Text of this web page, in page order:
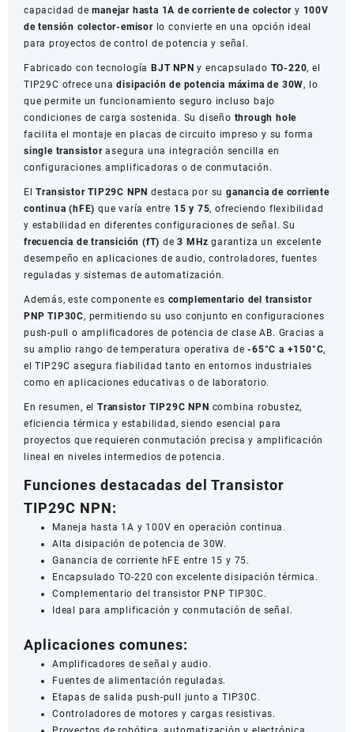
capacidad demanejar hasta 1A de corriente de colector y 100V
de tensión colector-emisorlo convierte en una opción ideal
para proyectos de control de potencia y señal.
Fabricado con tecnología BJT NPN y encapsulado TO-220, el
TIP29C ofrece unadisipación de potencia máxima de 30W, lo
que permite un funcionamiento seguro incluso bajo
condiciones de carga sostenida. Su diseño through hole
facilita el montaje en placas de circuito impreso y su forma
single transistorasegura una integración sencilla en
configuraciones amplificadoras o de conmutación.
ElTransistor TIP29C NPN destaca por suganancia de corriente
continua (hFE) que varía entre 15 y 75, ofreciendo flexibilidad
y estabilidad en diferentes configuraciones de señal. Su
frecuencia de transición (fT) de3 MHz garantiza un excelente
desempeño en aplicaciones de audio, controladores, fuentes
reguladas y sistemas de automatización.
Además, este componente es complementario del transistor
PNP TIP30C, permitiendo su uso conjunto en configuraciones
push-pull o amplificadores de potencia de clase AB. Gracias a
su amplio rango de temperatura operativa de-65°C a +150°C,
el TIP29C asegura fiabilidad tanto en entornos industriales
como en aplicaciones educativas o de laboratorio.
En resumen, el Transistor TIP29C NPN combina robustez,
eficiencia térmica y estabilidad, siendo esencial para
proyectos que requieren conmutación precisa y amplificación
lineal en niveles intermedios de potencia.
Funciones destacadas del Transistor
TIP29C NPN:
Maneja hasta 1A y 100V en operación continua.
Alta disipación de potencia de 30W.
Ganancia de corriente hFE entre 15 y 75.
Encapsulado TO-220 con excelente disipación térmica.
Complementario del transistor PNP TIP30C.
Ideal para amplificación y conmutación de señal.
Aplicaciones comunes:
Amplificadores de señal y audio.
Fuentes de alimentación reguladas.
Etapas de salida push-pull junto a TIP30C.
Controladores de motores y cargas resistivas.